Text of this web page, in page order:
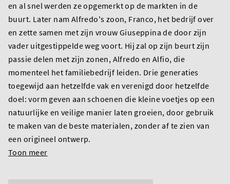
en al snel werden ze opgemerkt op de markten in de
buurt. Later nam Alfredo's zoon, Franco, het bedrijf over
en zette samen met zijn vrouw Giuseppina de door zijn
vader uitgestippelde weg voort. Hij zal op zijn beurt zijn
passie delen met zijn zonen, Alfredo en Alfio, die
momenteel het familiebedrijf leiden. Drie generaties
toegewijd aan hetzelfde vak en verenigd door hetzelfde
doel: vorm geven aan schoenen die kleine voetjes op een
natuurlijke en veilige manier laten groeien, door gebruik
te maken van de beste materialen, zonder af te zien van
een origineel ontwerp.
Toon meer